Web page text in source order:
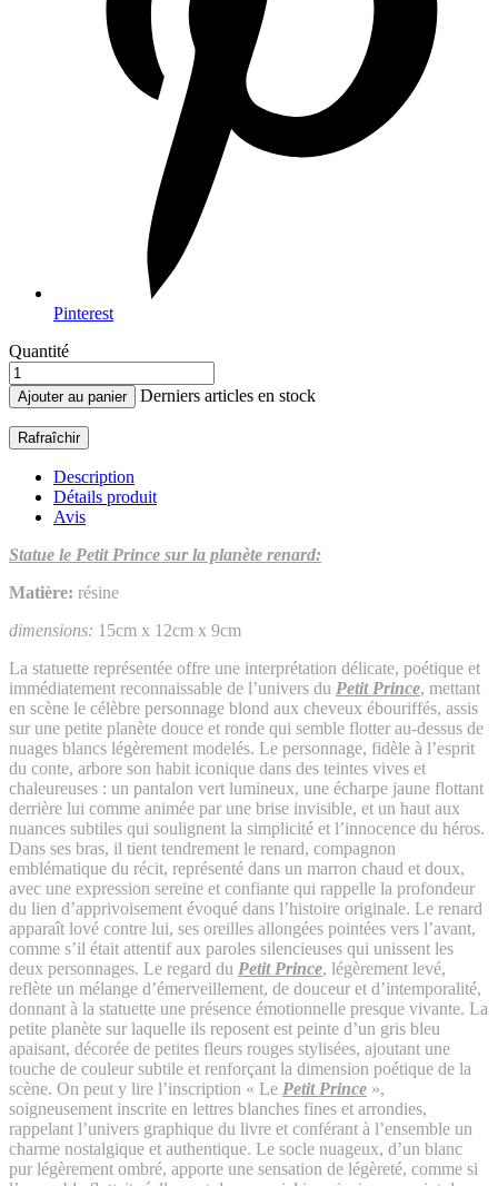
Pinterest
Quantité
Ajouter au panier Derniers articles en stock
Description
Détails produit
Avis
Statue le Petit Prince sur la planète renard:
Matière: résine
dimensions: 15cm x 12cm x 9cm
La statuette représentée offre une interprétation délicate, poétique et
immédiatement reconnaissable de l’univers du Petit Prince, mettant
en scène le célèbre personnage blond aux cheveux ébouriffés, assis
sur une petite planète douce et ronde qui semble flotter au-dessus de
nuages blancs légèrement modelés. Le personnage, fidèle à l’esprit
du conte, arbore son habit iconique dans des teintes vives et
chaleureuses : un pantalon vert lumineux, une écharpe jaune flottant
derrière lui comme animée par une brise invisible, et un haut aux
nuances subtiles qui soulignent la simplicité et l’innocence du héros.
Dans ses bras, il tient tendrement le renard, compagnon
emblématique du récit, représenté dans un marron chaud et doux,
avec une expression sereine et confiante qui rappelle la profondeur
du lien d’apprivoisement évoqué dans l’histoire originale. Le renard
apparaît lové contre lui, ses oreilles allongées pointées vers l’avant,
comme s’il était attentif aux paroles silencieuses qui unissent les
deux personnages. Le regard du Petit Prince, légèrement levé,
reflète un mélange d’émerveillement, de douceur et d’intemporalité,
donnant à la statuette une présence émotionnelle presque vivante. La
petite planète sur laquelle ils reposent est peinte d’un gris bleu
apaisant, décorée de petites fleurs rouges stylisées, ajoutant une
touche de couleur subtile et renforçant la dimension poétique de la
scène. On peut y lire l’inscription « Le Petit Prince »,
soigneusement inscrite en lettres blanches fines et arrondies,
rappelant l’univers graphique du livre et conférant à l’ensemble un
charme nostalgique et authentique. Le socle nuageux, d’un blanc
pur légèrement ombré, apporte une sensation de légèreté, comme si